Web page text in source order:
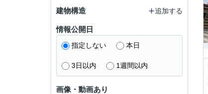
建物構造 追加する
情報公開日
指定しない 本日
3日以内 1週間以内
画像・動画あり